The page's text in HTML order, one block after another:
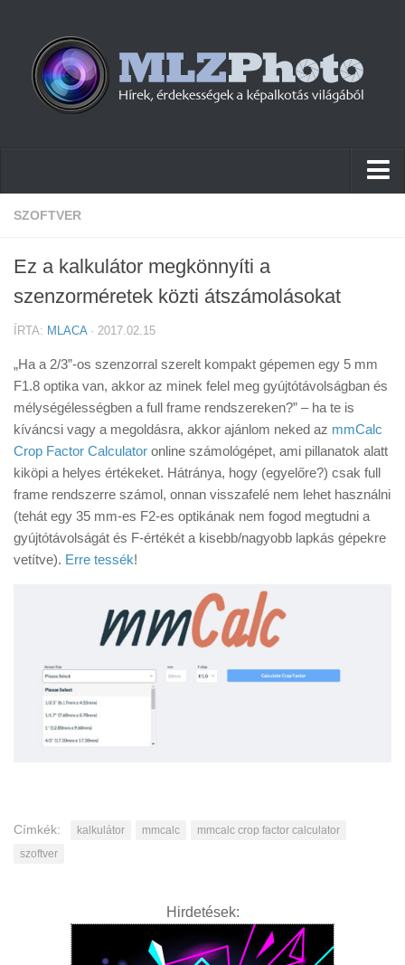
Hírek
Cikkek
Tudástár
Tanácsok
Érdekességek
Helyszíni Riport
E-BB
SZOFTVER
Ez a kalkulátor megkönnyíti a
szenzorméretek közti átszámolásokat
ÍRTA: MLACA· 2017.02.15
„Ha a 2/3”-os szenzorral szerelt kompakt gépemen egy 5 mm
F1.8 optika van, akkor az minek felel meg gyújtótávolságban és
mélységélességben a full frame rendszereken?” – ha te is
kíváncsi vagy a megoldásra, akkor ajánlom neked az mmCalc
Crop Factor Calculator online számológépet, ami pillanatok alatt
kiköpi a helyes értékeket. Hátránya, hogy (egyelőre?) csak full
frame rendszerre számol, onnan visszafelé nem lehet használni
(tehát egy 35 mm-es F2-es optikának nem fogod megtudni a
gyújtótávolságát és F-értékét a kisebb/nagyobb lapkás gépekre
vetítve). Erre tessék!
Címkék: kalkulátor mmcalc
mmcalc crop factor calculator
szoftver
Hirdetések: